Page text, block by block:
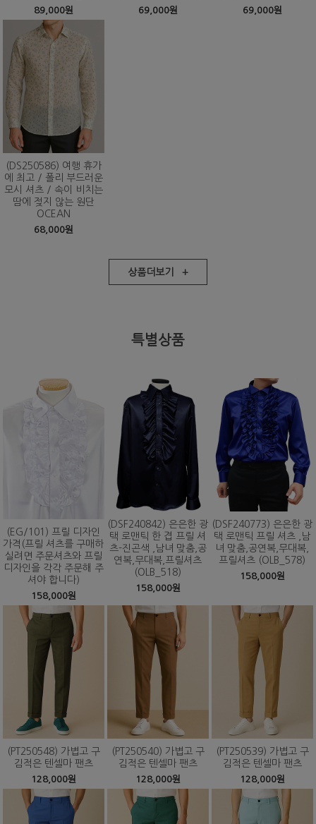
89,000원 69,000원 69,000원
(DS250586) 여행 휴가
에 최고 / 폴리 부드러운
모시 셔츠 / 속이 비치는
땀에 젖지 않는 원단
OCEAN
68,000원
상품더보기 +
특별상품
(EG/101) 프릴 디자인
가격(프릴 셔츠를 구매하
실려면 주문셔츠와 프릴
디자인을 각각 주문해 주
셔야 합니다)
158,000원
(DSF240842) 은은한 광
택 로맨틱 한 겹 프릴 셔
츠-진곤색 ,남녀 맞춤,공
연복,무대복,프릴셔츠
(OLB_518)
158,000원
(DSF240773) 은은한 광
택 로맨틱 프릴 셔츠 ,남
녀 맞춤,공연복,무대복,
프릴셔츠 (OLB_578)
158,000원
(PT250548) 가볍고 구
김적은 텐셀마 팬츠
128,000원
(PT250540) 가볍고 구
김적은 텐셀마 팬츠
128,000원
(PT250539) 가볍고 구
김적은 텐셀마 팬츠
128,000원